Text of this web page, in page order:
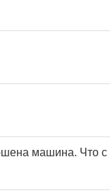
машина. Что с